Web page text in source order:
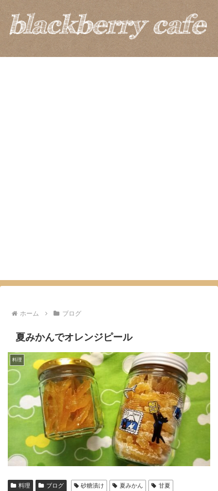
ホーム ブログ
夏みかんでオレンジピール
料理
料理 ブログ 砂糖漬け 夏みかん
甘夏